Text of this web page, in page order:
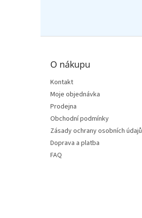
O nákupu
Kontakt
Moje objednávka
Prodejna
Obchodní podmínky
Zásady ochrany osobních údajů
Doprava a platba
FAQ